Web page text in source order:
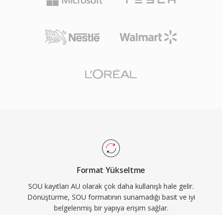
Format Yükseltme
SOU kayıtları AU olarak çok daha kullanışlı hale gelir.
Dönüştürme, SOU formatının sunamadığı basit ve iyi
belgelenmiş bir yapıya erişim sağlar.